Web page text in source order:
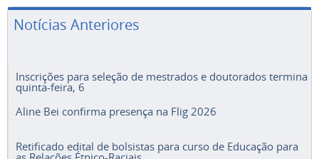
Notícias Anteriores
Inscrições para seleção de mestrados e doutorados termina
quinta-feira, 6
Aline Bei confirma presença na Flig 2026
Retificado edital de bolsistas para curso de Educação para